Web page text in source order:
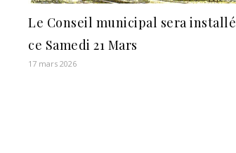
Le Conseil municipal sera installé
ce Samedi 21 Mars
17 mars 2026